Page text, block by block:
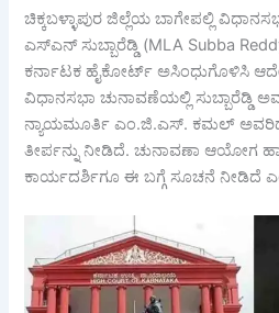
ಚಿಕ್ಕಬಳ್ಳಾಪುರ ಜಿಲ್ಲೆಯ ಬಾಗೇಪಲ್ಲಿ
ಎಸ್‌ಎನ್ ಸುಬ್ಬಾರೆಡ್ಡಿ (MLA Subba
ಕರ್ನಾಟಕ ಹೈಕೋರ್ಟ್ ಅಸಿಂಧುಗೊಳಿಸಿ
ವಿಧಾನಸಭಾ ಚುನಾವಣೆಯಲ್ಲಿ ಸುಬ್ಬಾರೆಡ್ಡಿ
ನ್ಯಾಯಮೂರ್ತಿ ಎಂ.ಜಿ.ಎಸ್. ಕಮಲ್
ತೀರ್ಪನ್ನು ನೀಡಿದೆ. ಚುನಾವಣಾ ಆಯೋಗ
ಕಾರ್ಯದರ್ಶಿಗೂ ಈ ಬಗ್ಗೆ ಸೂಚನೆ ನೀಡಿದೆ